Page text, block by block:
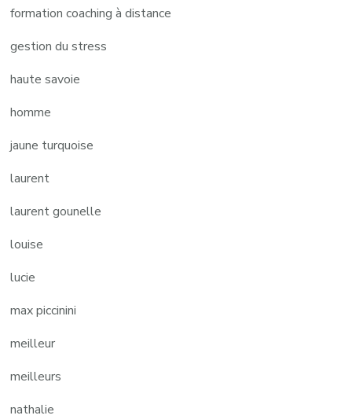
formation coaching à distance
gestion du stress
haute savoie
homme
jaune turquoise
laurent
laurent gounelle
louise
lucie
max piccinini
meilleur
meilleurs
nathalie